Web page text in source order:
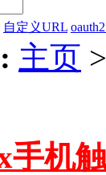
自定义URL
主页 >
手机